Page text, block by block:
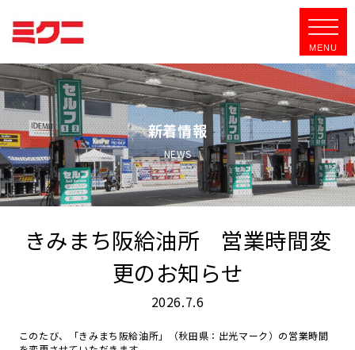
新着情報
NEWS
きみまち阪給油所 営業時間変
更のお知らせ
2026.7.6
このたび、「きみまち阪給油所」（秋田県：出光マーク）の営業時間